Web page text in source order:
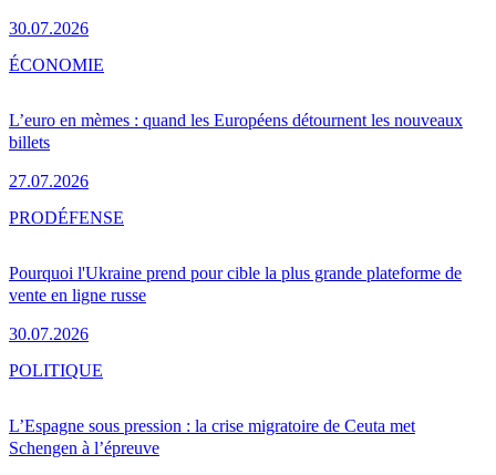
30.07.2026
L’euro en mèmes : quand les Européens détournent les nouveaux
billets
27.07.2026
ÉCONOMIE
Pourquoi l'Ukraine prend pour cible la plus grande plateforme de
vente en ligne russe
30.07.2026
PRODÉFENSE
L’Espagne sous pression : la crise migratoire de Ceuta met
Schengen à l’épreuve
POLITIQUE